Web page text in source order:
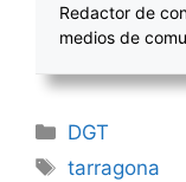
Redactor de
medios de
Categorías
DGT
Etiquetas
tarragona